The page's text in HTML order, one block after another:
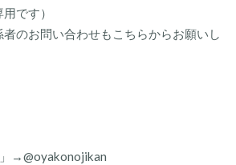
です）
のお問い合わせもこちらからお願いし
→@oyakonojikan